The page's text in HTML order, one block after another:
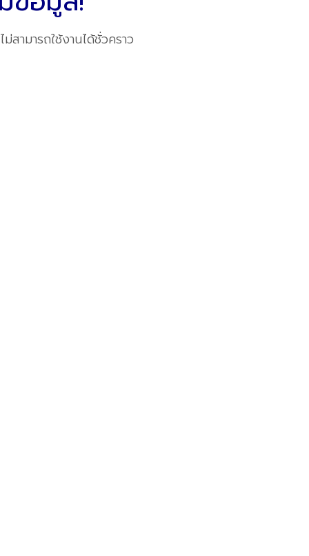
ามารถใช้งานได้ชั่วคราว